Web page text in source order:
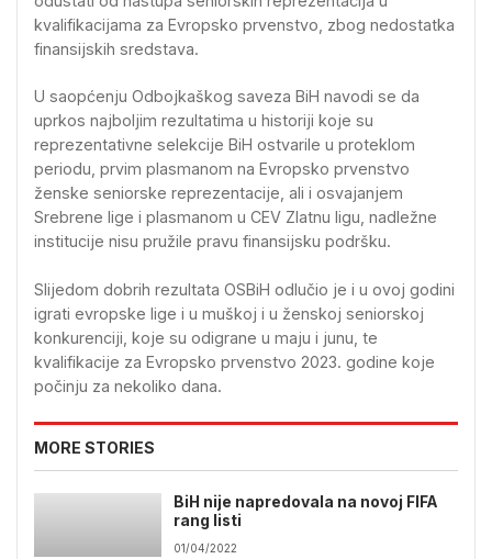
kvalifikacijama za Evropsko prvenstvo, zbog nedostatka
finansijskih sredstava.
U saopćenju Odbojkaškog saveza BiH navodi se da
uprkos najboljim rezultatima u historiji koje su
reprezentativne selekcije BiH ostvarile u proteklom
periodu, prvim plasmanom na Evropsko prvenstvo
ženske seniorske reprezentacije, ali i osvajanjem
Srebrene lige i plasmanom u CEV Zlatnu ligu, nadležne
institucije nisu pružile pravu finansijsku podršku.
Slijedom dobrih rezultata OSBiH odlučio je i u ovoj godini
igrati evropske lige i u muškoj i u ženskoj seniorskoj
konkurenciji, koje su odigrane u maju i junu, te
kvalifikacije za Evropsko prvenstvo 2023. godine koje
počinju za nekoliko dana.
MORE STORIES
BiH nije napredovala na novoj FIFA
rang listi
01/04/2022